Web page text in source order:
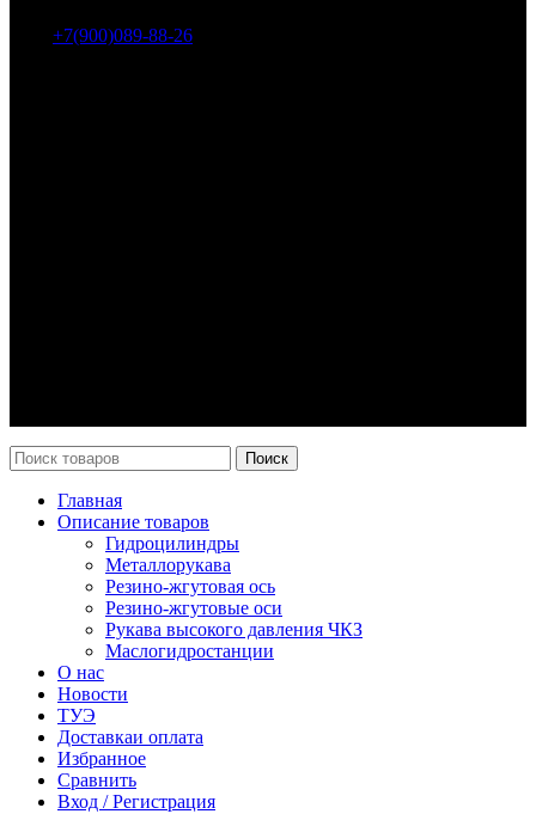
+7(900)089-88-26
Поиск
Главная
Описание товаров
Гидроцилиндры
Металлорукава
Резино-жгутовая ось
Резино-жгутовые оси
Рукава высокого давления ЧКЗ
Маслогидростанции
О нас
Новости
ТУЭ
Доставкаи оплата
Избранное
Сравнить
Вход / Регистрация